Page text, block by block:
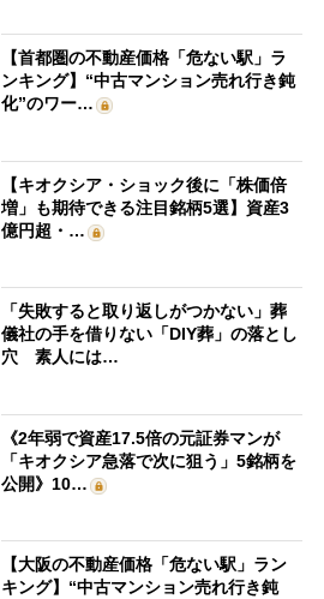
【首都圏の不動産価格「危ない駅」ラ
ンキング】“中古マンション売れ行き鈍
化”のワー…
【キオクシア・ショック後に「株価倍
増」も期待できる注目銘柄5選】資産3
億円超・…
「失敗すると取り返しがつかない」葬
儀社の手を借りない「DIY葬」の落とし
穴 素人には…
《2年弱で資産17.5倍の元証券マンが
「キオクシア急落で次に狙う」5銘柄を
公開》10…
【大阪の不動産価格「危ない駅」ラン
キング】“中古マンション売れ行き鈍